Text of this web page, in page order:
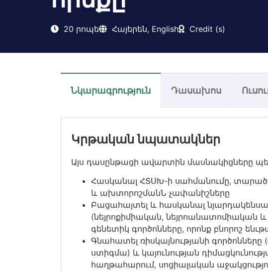
20 րոպե Հայերեն, English Credit (s)
Նկարագրություն Դասախոս
Կրթական նպատակներ
Այս դասընթացի ավարտին մասնակիցները
Հասկանալ ՀՏՍԽ-ի սահմանումը,
և ախտորոշմանՆ չափանիշները
Բացահայտել և հասկանալ
(նեյրոքիմիական, նեյրոանատոմիական և
գենետիկ գործոնները, որոնք բնորոշ
Գնահատել ռիսկայնությանի
ստիգմա) և կայունության
հաղթահարում, սոցիալական